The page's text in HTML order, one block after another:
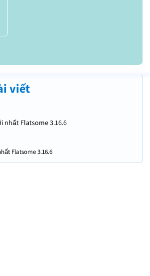
viết
nhất Flatsome 3.16.6
Flatsome 3.16.6